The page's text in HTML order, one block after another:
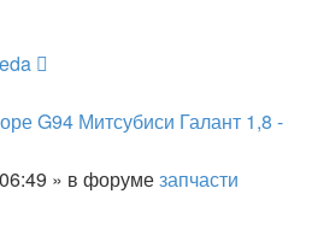
G94 Митсубиси Галант 1,8 -
» в форумезапчасти